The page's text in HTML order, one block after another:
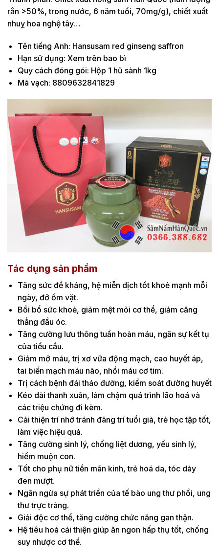
rắn >50%, trong nước, 6 năm tuổi, 70mg/g), chiết xuất
nhuỵ hoa nghệ tây…
Tên tiếng Anh: Hansusam red ginseng saffron
Hạn sử dụng: Xem trên bao bì
Quy cách đóng gói: Hộp 1 hũ sành 1kg
Mã vạch: 8809632841829
Tác dụng sản phẩm
Tăng sức đề kháng, hệ miễn dịch tốt khoẻ mạnh mỗi
ngày, đỡ ốm vặt.
Bồi bổ sức khoẻ, giảm mệt mỏi cơ thể, giảm căng
thẳng đầu óc.
Tăng cường lưu thông tuần hoàn máu, ngăn sự kết tụ
của tiểu cầu.
Giảm mỡ máu, trị xơ vữa động mạch, cao huyết áp,
tai biến mạch máu não, nhồi máu cơ tim.
Trị cách bệnh đái tháo đường, kiểm soát đường huyết
Kéo dài thanh xuân, làm chậm quá trình lão hoá và
các triệu chứng đi kèm.
Cải thiện trí nhớ tránh đãng trí tuổi già, trẻ học tập tốt,
làm việc hiệu quả.
Tăng cường sinh lý, chống liệt dương, yếu sinh lý,
hiếm muộn con.
Tốt cho phụ nữ tiền mãn kinh, trẻ hoá da, tóc dày
đen mượt.
Ngăn ngừa sự phát triển của tế bào ung thư phổi, ung
thư trực tràng.
Giải độc cơ thể, tăng cường chức năng gan thận.
Hệ tiêu hoá cải thiện giúp ăn ngon hấp thụ tốt, chống
suy nhược cơ thể.